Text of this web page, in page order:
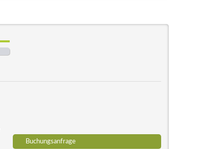
Buchungsanfrage